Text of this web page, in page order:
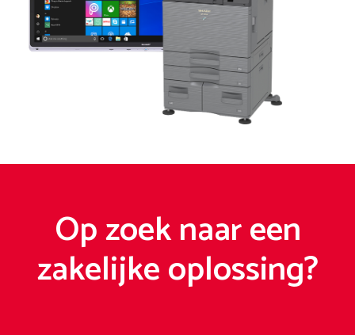
Op zoek naar een
zakelijke oplossing?